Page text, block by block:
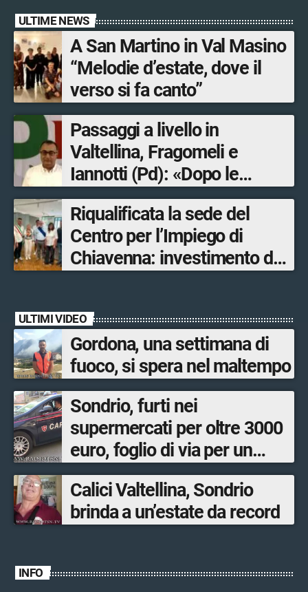
ULTIME NEWS
A San Martino in Val Masino
“Melodie d’estate, dove il
verso si fa canto”
Passaggi a livello in
Valtellina, Fragomeli e
Iannotti (Pd): «Dopo le
Olimpiadi solo un terzo delle
opere sostitutive sarà
ultimato entro il 2026»
Riqualificata la sede del
Centro per l’Impiego di
Chiavenna: investimento da
ULTIMI VIDEO
Gordona, una settimana di
fuoco, si spera nel maltempo
Sondrio, furti nei
supermercati per oltre 3000
euro, foglio di via per un
ventinovenne
Calici Valtellina, Sondrio
brinda a un’estate da record
INFO